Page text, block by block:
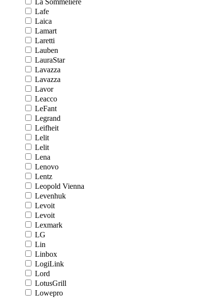
La Sommeliere
Lafe
Laica
Lamart
Laretti
Lauben
LauraStar
Lavazza
Lavazza
Lavor
Leacco
LeFant
Legrand
Leifheit
Lelit
Lelit
Lena
Lenovo
Lentz
Leopold Vienna
Levenhuk
Levoit
Levoit
Lexmark
LG
Lin
Linbox
LogiLink
Lord
LotusGrill
Lowepro